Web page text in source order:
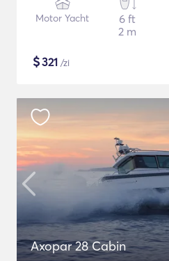
Motor Yacht
6 ft
2 m
$321 /zi
Axopar 28 Cabin